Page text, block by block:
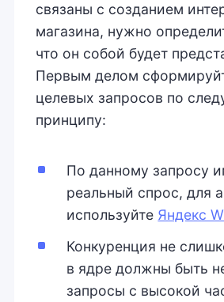
связаны с созданием
магазина, нужно
что он собой будет
Первым делом
целевых запросов по
принципу:
По данному запросу
реальный спрос, для
используйте Яндекс
Конкуренция не
в ядре должны быть
запросы с высокой